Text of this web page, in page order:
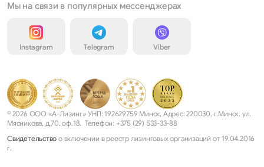
Мы на связи в популярных мессенджерах
Instagram Telegram Viber
© 2026 ООО «А-Лизинг» УНП: 192629759 Минск, Адрес: 220030, г.Минск, ул.
Мясникова, д.70, оф.18. Телефон: +375 (29) 533-33-88
Свидетельство о включении в реестр лизинговых организаций от 19.04.2016
г.